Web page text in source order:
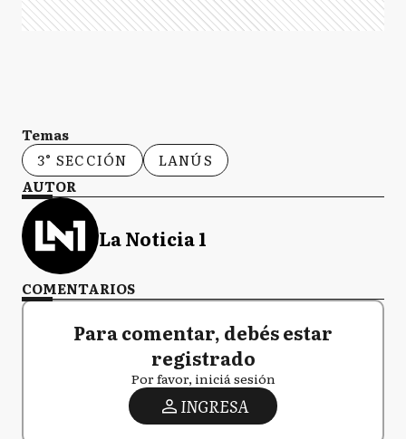
Temas
3° SECCIÓN
LANÚS
AUTOR
La Noticia 1
COMENTARIOS
Para comentar, debés estar
registrado
Por favor, iniciá sesión
INGRESA